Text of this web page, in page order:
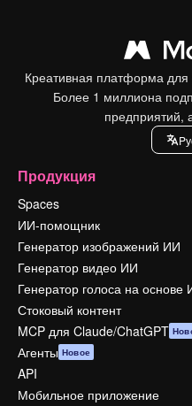
Креативная платформа
Более 1 миллиона
предприятий,
Продукция
Spaces
ИИ-помощник
Генератор изображений ИИ
Генератор видео ИИ
Генератор голоса на основе
Стоковый контент
MCP для Claude/ChatGPT
Агенты Новое
API
Мобильное приложение